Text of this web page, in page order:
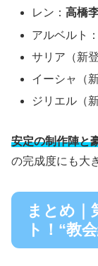
レン： 高橋
アルベルト
サリア（新
イーシャ（
ジリエル（
安定の制作陣と
の完成度にも大
まとめ｜
ト！“教